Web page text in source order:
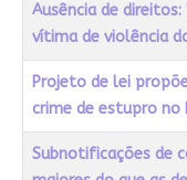
Ausência de direitos:
vítima de violência
Projeto de lei
crime de estupro no
Subnotificações de